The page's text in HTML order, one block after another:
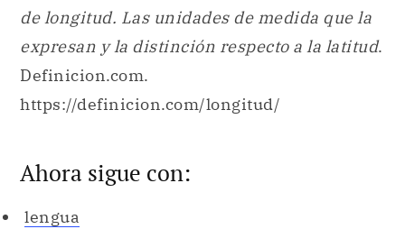
de longitud. Las unidades de medida que la
expresan y la distinción respecto a la latitud.
Definicion.com.
https://definicion.com/longitud/
Ahora sigue con:
lengua